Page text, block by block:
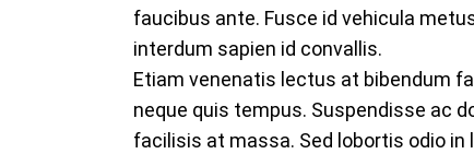
faucibus ante. Fusce id vehicula
interdum sapien id convallis.
Etiam venenatis lectus at bibendum
neque quis tempus. Suspendisse ac
facilisis at massa. Sed lobortis odio